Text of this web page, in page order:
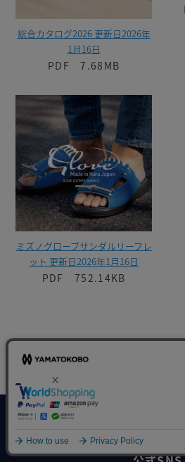
総合カタログ2026 更新日2026年
1月16日
PDF 7.68MB
ミズノグローブサンダルリーフレ
ット 更新日2026年1月16日
PDF 752.14KB
大和工房オンライ